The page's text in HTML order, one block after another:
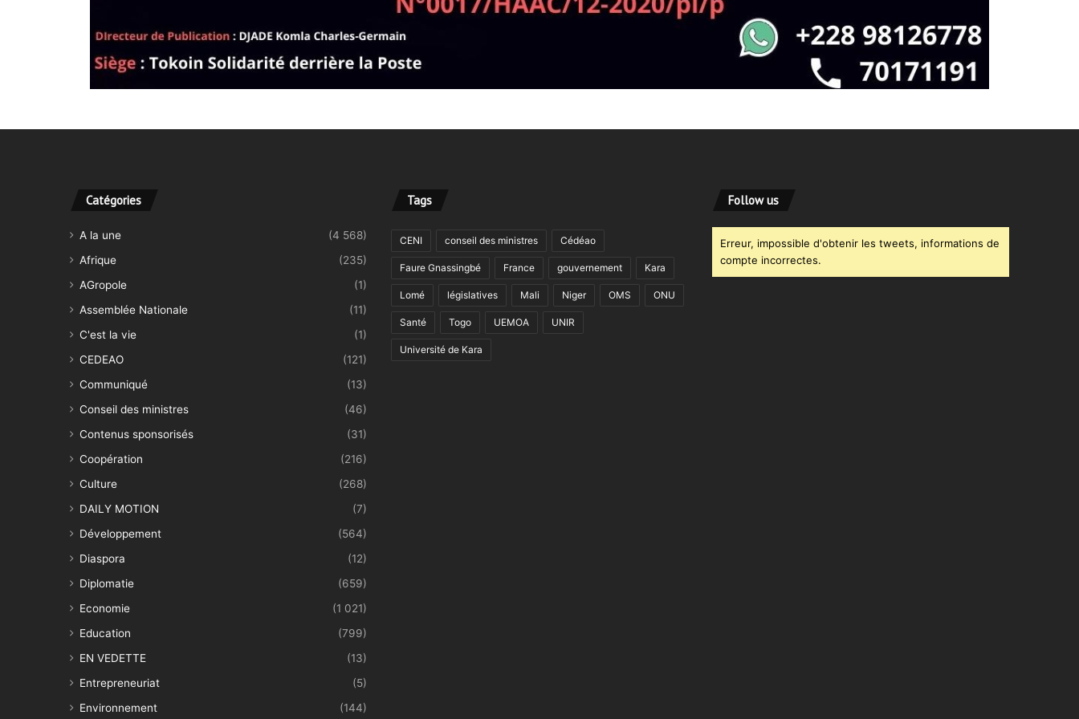
Catégories
A la une
(4 568)
Afrique
(235)
AGropole
(1)
Assemblée Nationale
(11)
C'est la vie
(1)
CEDEAO
(121)
Communiqué
(13)
Conseil des ministres
(46)
Contenus sponsorisés
(31)
Coopération
(216)
Culture
(268)
DAILY MOTION
(7)
Développement
(564)
Diaspora
(12)
Diplomatie
(659)
Economie
(1 021)
Education
(799)
EN VEDETTE
(13)
Entrepreneuriat
(5)
Environnement
(144)
Tags
CENI conseil des ministres Cédéao
Faure Gnassingbé France gouvernement Kara
Lomé législatives Mali Niger OMS ONU
Santé Togo UEMOA UNIR
Université de Kara
Follow us
Erreur, impossible d'obtenir les tweets, informations de
compte incorrectes.